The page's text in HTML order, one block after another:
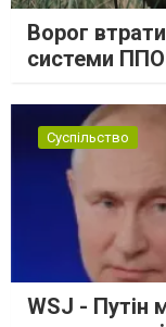
Ворог
системи
Суспільство
WSJ -